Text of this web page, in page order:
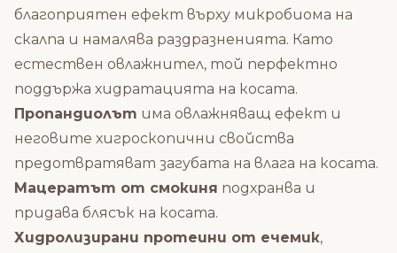
благоприятен ефект върху микробиома на
скалпа и намалява раздразненията. Като
естествен овлажнител, той перфектно
поддържа хидратацията на косата.
Пропандиолът има овлажняващ ефект и
неговите хигроскопични свойства
предотвратяват загубата на влага на косата.
Мацератът от смокиня подхранва и
придава блясък на косата.
Хидролизирани протеини от ечемик,